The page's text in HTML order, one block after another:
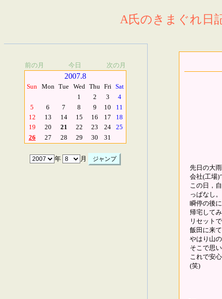
A氏のきまぐれ日
前の月 今日 次の月
2007.8
Sun Mon Tue Wed Thu Fri Sat
1
2 3
4
5
6 7 8 9 10
11
12
13 14 15 16 17
18
19
20 21 22 23 24
25
26
27 28 29 30 31
年
月
先日の大
会社(工場)
この日，
っぱなし。
瞬停の後
帰宅して
リセット
飯田に来
やはり山
そこで思
これで安
(笑)